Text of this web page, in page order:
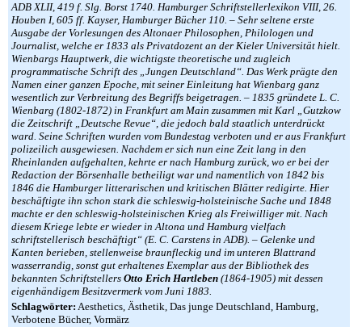
ADB XLII, 419 f. Slg. Borst 1740. Hamburger Schriftstellerlexikon VIII, 26.
Houben I, 605 ff. Kayser, Hamburger Bücher 110. – Sehr seltene erste
Ausgabe der Vorlesungen des Altonaer Philosophen, Philologen und
Journalist, welche er 1833 als Privatdozent an der Kieler Universität hielt.
Wienbargs Hauptwerk, die wichtigste theoretische und zugleich
programmatische Schrift des „Jungen Deutschland“. Das Werk prägte den
Namen einer ganzen Epoche, mit seiner Einleitung hat Wienbarg ganz
wesentlich zur Verbreitung des Begriffs beigetragen. – 1835 gründete L. C.
Wienbarg (1802-1872) in Frankfurt am Main zusammen mit Karl „Gutzkow
die Zeitschrift „Deutsche Revue“, die jedoch bald staatlich unterdrückt
ward. Seine Schriften wurden vom Bundestag verboten und er aus Frankfurt
polizeilich ausgewiesen. Nachdem er sich nun eine Zeit lang in den
Rheinlanden aufgehalten, kehrte er nach Hamburg zurück, wo er bei der
Redaction der Börsenhalle betheiligt war und namentlich von 1842 bis
1846 die Hamburger litterarischen und kritischen Blätter redigirte. Hier
beschäftigte ihn schon stark die schleswig-holsteinische Sache und 1848
machte er den schleswig-holsteinischen Krieg als Freiwilliger mit. Nach
diesem Kriege lebte er wieder in Altona und Hamburg vielfach
schriftstellerisch beschäftigt“ (E. C. Carstens in ADB). – Gelenke und
Kanten berieben, stellenweise braunfleckig und im unteren Blattrand
wasserrandig, sonst gut erhaltenes Exemplar aus der Bibliothek des
bekannten Schriftstellers Otto Erich Hartleben (1864-1905) mit dessen
eigenhändigem Besitzvermerk vom Juni 1883.
Schlagwörter: Aesthetics, Ästhetik, Das junge Deutschland, Hamburg,
Verbotene Bücher, Vormärz